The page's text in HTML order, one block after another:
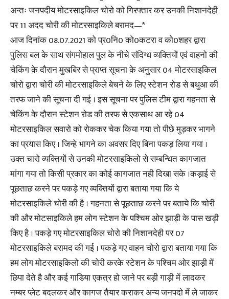
अन्तः जनपदीय मोटरसाइकिल चोरो को गिरफ्तार कर उनकी निशानदेही
पर 11 अदद चोरी की मोटरसाइकिले बरामद—*
आज दिनांक 08.07.2021 को प्र0नि0 को0कटरा व को0शहर द्वारा
पुलिस बल के साथ संगमोहाल पुल के नीचे संदिग्ध व्यक्तियों एवं वाहनो की
चेकिंग के दौरान मुखबिर से प्राप्त सूचना के अनुसार 04 मोटरसाइकिल
चोरो द्वारा चोरी की मोटरसाइकिले बेचने के लिए स्टेशन रोड से बथुआ की
तरफ जाने की सूचना दी गई । इस सूचना पर पुलिस टीम द्वारा गहनता से
चेकिंग के दौरान स्टेशन रोड की तरफ से एकसाथ आ रहे 04
मोटरसाइकिल सवारो को रोककर चेक किया गया तो पीछे मुड़कर भागने
का प्रयास किए । जिन्हे भागने का अवसर दिए बिना पकड़ लिया गया ।
उक्त चारो व्यक्तियों से उनकी मोटरसाइकिलो से सम्बन्धित कागजात
मांगा गया तो किसी प्रकार का कोई कागजात नही दिखा सके ।कड़ाई से
पूछताछ करने पर पकड़े गए व्यक्तियों द्वारा बताया गया कि ये
मोटरसाइकिले चोरी की है । गहनता से पूछताछ करने पर बताये कि चोरी
की और मोटसाइकिले हम लोग स्टेशन के पश्चिम ओर झाड़ी के पास खड़ी
किए है । पकड़े गए मोटरसाइकिल चोरो की निशानदेही पर 07
मोटरसाइकिले बरामद की गई । पकड़े गए वाहन चोरो द्वारा बताया गया कि
हम लोग मोटरसाइकिलो की चोरी करके स्टेशन के पश्चिम ओर झाड़ी में
छिपा देते है और कई गाडिया एकत्र हो जाने पर बड़ी गाड़ी में लादकर
नम्बर प्लेट बदलकर और कागज तैयार कराकर अन्य जनपदो में ले जाकर